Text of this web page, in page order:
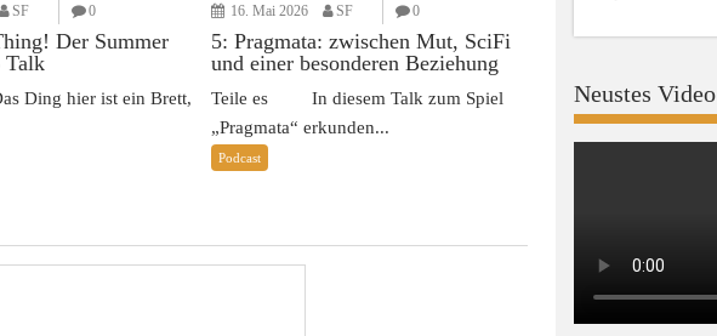
SF 0
Der Summer
Talk
hier ist ein Brett,
16. Mai 2026 SF 0
5: Pragmata: zwischen Mut, SciFi
und einer besonderen Beziehung
Teile es In diesem Talk zum Spiel
„Pragmata“ erkunden...
Podcast
Neustes Video